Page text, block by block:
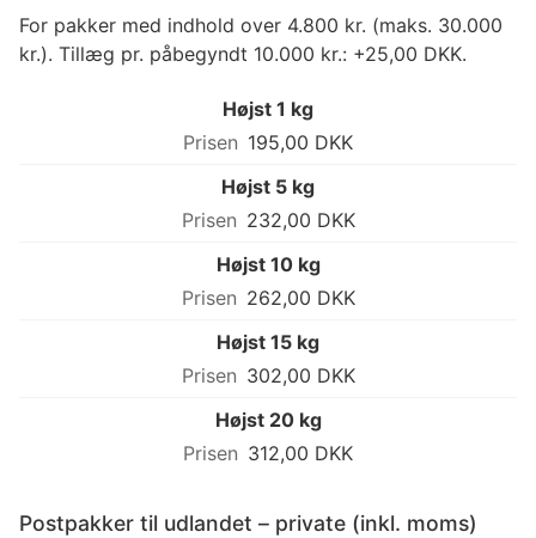
For pakker med indhold over 4.800 kr. (maks. 30.000
kr.). Tillæg pr. påbegyndt 10.000 kr.: +25,00 DKK.
Højst 1 kg
195,00 DKK
Højst 5 kg
232,00 DKK
Højst 10 kg
262,00 DKK
Højst 15 kg
302,00 DKK
Højst 20 kg
312,00 DKK
Postpakker til udlandet – private (inkl. moms)